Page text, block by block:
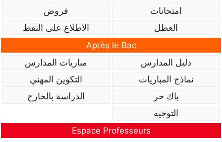
امتحانات
فروض
العطل
الاطلاع على النقط
Après le Bac
دليل المدارس
مباريات المدارس
نماذج المباريات
التكوين المهني
باك حر
الدراسة بالخارج
التوجيه
Espace Professeurs